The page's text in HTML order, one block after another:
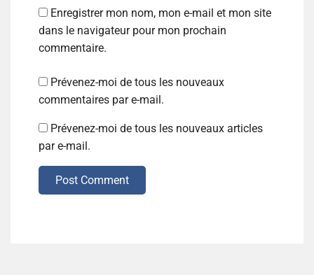
Enregistrer mon nom, mon e-mail et mon site
dans le navigateur pour mon prochain
commentaire.
Prévenez-moi de tous les nouveaux
commentaires par e-mail.
Prévenez-moi de tous les nouveaux articles
par e-mail.
Post Comment